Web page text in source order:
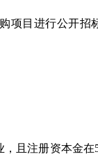
项目进行公开招
且注册资本金在